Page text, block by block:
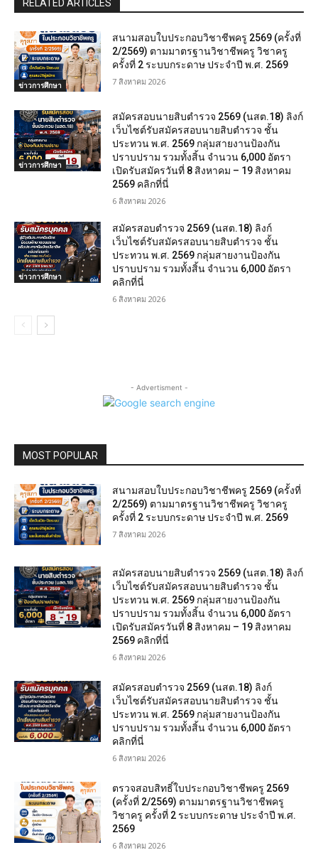
RELATED ARTICLES
ข่าวการศึกษา
สนามสอบใบประกอบวิชาชีพครู 2569 (ครั้งที่
2/2569) ตามมาตรฐานวิชาชีพครู วิชาครู
ครั้งที่ 2 ระบบกระดาษ ประจำปี พ.ศ. 2569
7 สิงหาคม 2026
ข่าวการศึกษา
สมัครสอบนายสิบตำรวจ 2569 (นสต.18) ลิงก์
เว็บไซต์รับสมัครสอบนายสิบตำรวจ ชั้น
ประทวน พ.ศ. 2569 กลุ่มสายงานป้องกัน
ปราบปราม รวมทั้งสิ้น จำนวน 6,000 อัตรา
เปิดรับสมัครวันที่ 8 สิงหาคม – 19 สิงหาคม
2569 คลิกที่นี่
6 สิงหาคม 2026
ข่าวการศึกษา
สมัครสอบตํารวจ 2569 (นสต.18) ลิงก์
เว็บไซต์รับสมัครสอบนายสิบตำรวจ ชั้น
ประทวน พ.ศ. 2569 กลุ่มสายงานป้องกัน
ปราบปราม รวมทั้งสิ้น จำนวน 6,000 อัตรา
คลิกที่นี่
6 สิงหาคม 2026
- Advertisment -
MOST POPULAR
สนามสอบใบประกอบวิชาชีพครู 2569 (ครั้งที่
2/2569) ตามมาตรฐานวิชาชีพครู วิชาครู
ครั้งที่ 2 ระบบกระดาษ ประจำปี พ.ศ. 2569
7 สิงหาคม 2026
สมัครสอบนายสิบตำรวจ 2569 (นสต.18) ลิงก์
เว็บไซต์รับสมัครสอบนายสิบตำรวจ ชั้น
ประทวน พ.ศ. 2569 กลุ่มสายงานป้องกัน
ปราบปราม รวมทั้งสิ้น จำนวน 6,000 อัตรา
เปิดรับสมัครวันที่ 8 สิงหาคม – 19 สิงหาคม
2569 คลิกที่นี่
6 สิงหาคม 2026
สมัครสอบตํารวจ 2569 (นสต.18) ลิงก์
เว็บไซต์รับสมัครสอบนายสิบตำรวจ ชั้น
ประทวน พ.ศ. 2569 กลุ่มสายงานป้องกัน
ปราบปราม รวมทั้งสิ้น จำนวน 6,000 อัตรา
คลิกที่นี่
6 สิงหาคม 2026
ตรวจสอบสิทธิ์ใบประกอบวิชาชีพครู 2569
(ครั้งที่ 2/2569) ตามมาตรฐานวิชาชีพครู
วิชาครู ครั้งที่ 2 ระบบกระดาษ ประจำปี พ.ศ.
2569
6 สิงหาคม 2026